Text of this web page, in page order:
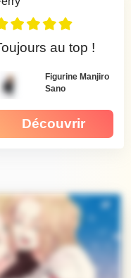
au top !
Figurine Manjiro
Sano
Découvrir